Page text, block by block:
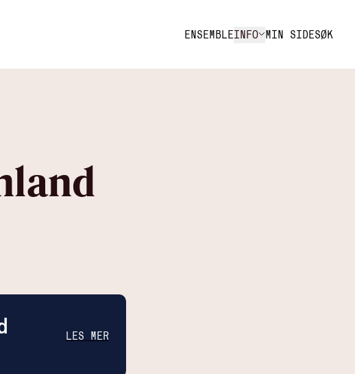
ENSEMBLEINFO MIN SIDESØK
LES MER